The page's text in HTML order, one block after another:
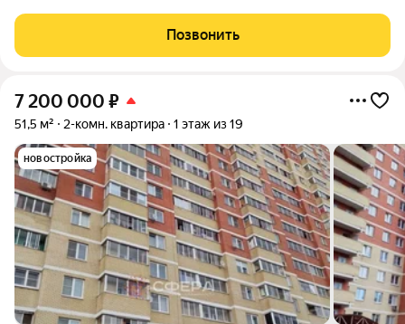
предложение для тех, кто ценит комфорт и удобство
проживания вдали от городской суеты.
Позвонить
7 200 000 ₽
51,5 м² 2-комн. квартира 1 этаж из 19
новостройка